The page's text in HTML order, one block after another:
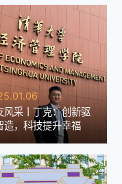
风采丨丁克：创新驱
造，科技提升幸福